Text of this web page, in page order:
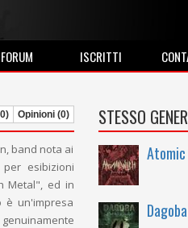
FORUM ISCRITTI
Opinioni (0)
band nota ai
esibizioni
Metal", ed in
è un'impresa
STESSO
Dagoba